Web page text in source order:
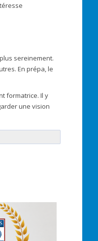
sereinement.
En prépa, le
formatrice. Il y
une vision